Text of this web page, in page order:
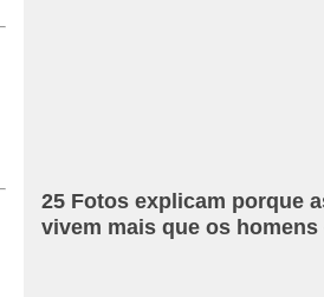
25 Fotos explicam porque
vivem mais que os homens